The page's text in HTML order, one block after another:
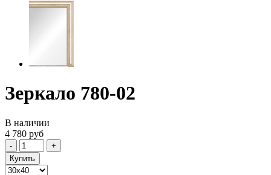
Зеркало 780-02
В наличии
4 780 руб
-
+
Купить